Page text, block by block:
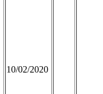
10/02/2020